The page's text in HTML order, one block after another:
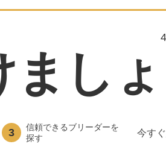
しょ
3
信頼できるブリーダーを
探す
今す